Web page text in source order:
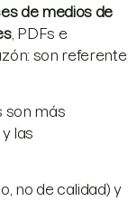
de medios de
, PDFs e
son referente
son más
las
no de calidad) y